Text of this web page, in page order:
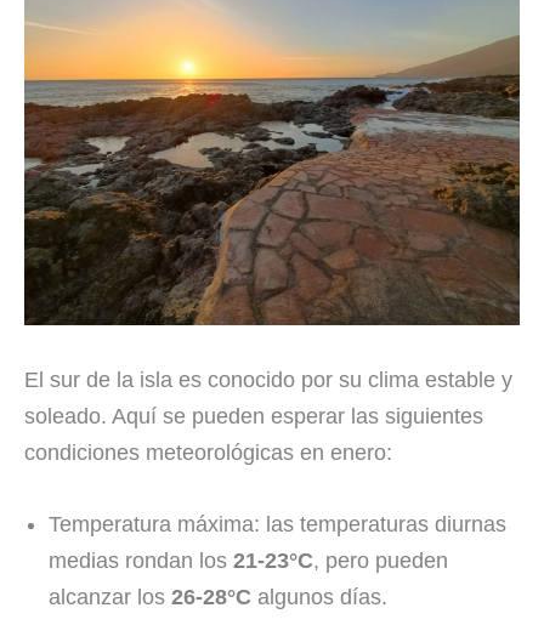
El sur de la isla es conocido por su clima estable y
soleado. Aquí se pueden esperar las siguientes
condiciones meteorológicas en enero:
Temperatura máxima: las temperaturas diurnas
medias rondan los 21-23°C, pero pueden
alcanzar los 26-28°C algunos días.